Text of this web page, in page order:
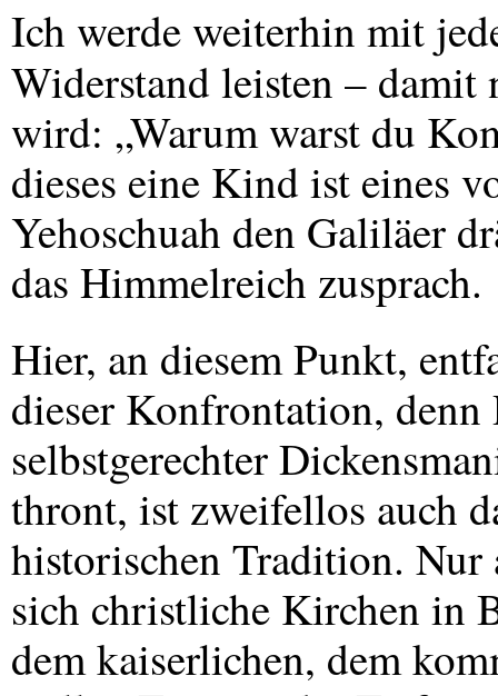
Ich werde weiterhin mit
Widerstand leisten –
wird: „Warum warst du
dieses eine Kind ist eines
Yehoschuah den Galiläer
das Himmelreich zusprach.
Hier, an diesem Punkt,
dieser Konfrontation,
selbstgerechter
thront, ist zweifellos auch
historischen Tradition.
sich christliche Kirchen in
dem kaiserlichen, dem